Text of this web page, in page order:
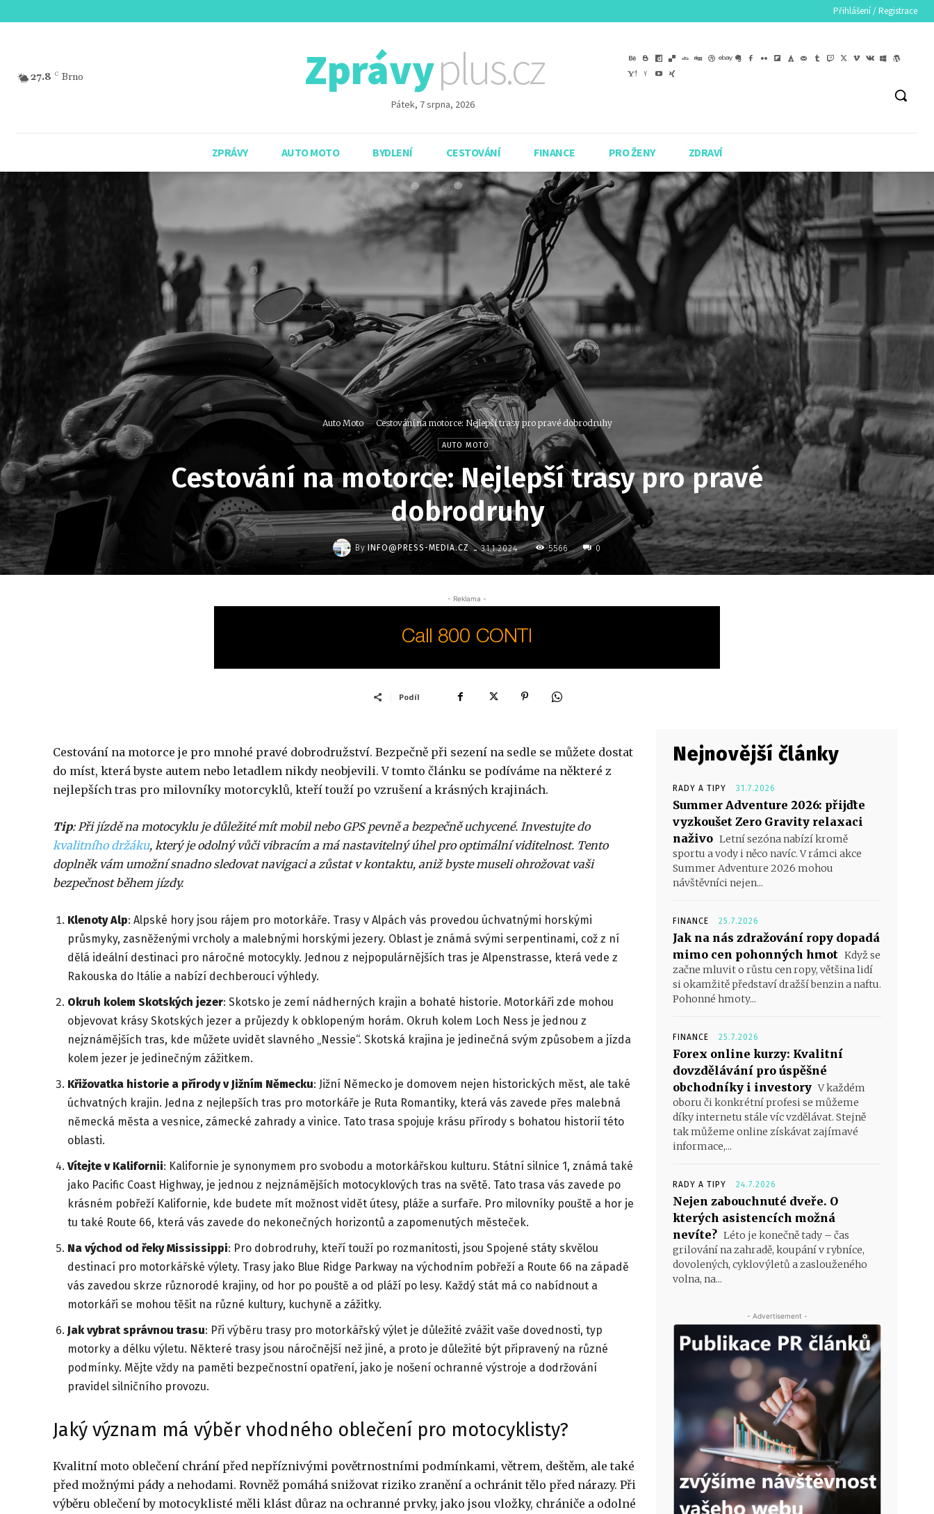
Přihlášení / Registrace
27.8 C Brno Zprávyplus.cz
Pátek, 7 srpna, 2026
ZPRÁVY AUTO MOTO BYDLENÍ CESTOVÁNÍ FINANCE PRO ŽENY ZDRAVÍ
Auto Moto Cestování na motorce: Nejlepší trasy pro pravé dobrodruhy
AUTO MOTO
Cestování na motorce: Nejlepší trasy pro pravé
dobrodruhy
By INFO@PRESS-MEDIA.CZ - 31.1.2024 5566 0
- Reklama -
Podíl
Cestování na motorce je pro mnohé pravé dobrodružství. Bezpečně při sezení na sedle se můžete dostat
do míst, která byste autem nebo letadlem nikdy neobjevili. V tomto článku se podíváme na některé z
nejlepších tras pro milovníky motorcyklů, kteří touží po vzrušení a krásných krajinách.
Tip: Při jízdě na motocyklu je důležité mít mobil nebo GPS pevně a bezpečně uchycené. Investujte do
kvalitního držáku, který je odolný vůči vibracím a má nastavitelný úhel pro optimální viditelnost. Tento
doplněk vám umožní snadno sledovat navigaci a zůstat v kontaktu, aniž byste museli ohrožovat vaši
bezpečnost během jízdy.
Klenoty Alp: Alpské hory jsou rájem pro motorkáře. Trasy v Alpách vás provedou úchvatnými horskými
průsmyky, zasněženými vrcholy a malebnými horskými jezery. Oblast je známá svými serpentinami, což z ní
dělá ideální destinaci pro náročné motocykly. Jednou z nejpopulárnějších tras je Alpenstrasse, která vede z
Rakouska do Itálie a nabízí dechberoucí výhledy.
Okruh kolem Skotských jezer: Skotsko je zemí nádherných krajin a bohaté historie. Motorkáři zde mohou
objevovat krásy Skotských jezer a průjezdy k obklopeným horám. Okruh kolem Loch Ness je jednou z
nejznámějších tras, kde můžete uvidět slavného „Nessie“. Skotská krajina je jedinečná svým způsobem a jízda
kolem jezer je jedinečným zážitkem.
Křižovatka historie a přírody v Jižním Německu: Jižní Německo je domovem nejen historických měst, ale také
úchvatných krajin. Jedna z nejlepších tras pro motorkáře je Ruta Romantiky, která vás zavede přes malebná
německá města a vesnice, zámecké zahrady a vinice. Tato trasa spojuje krásu přírody s bohatou historií této
oblasti.
Vítejte v Kalifornii: Kalifornie je synonymem pro svobodu a motorkářskou kulturu. Státní silnice 1, známá také
jako Pacific Coast Highway, je jednou z nejznámějších motocyklových tras na světě. Tato trasa vás zavede po
krásném pobřeží Kalifornie, kde budete mít možnost vidět útesy, pláže a surfaře. Pro milovníky pouště a hor je
tu také Route 66, která vás zavede do nekonečných horizontů a zapomenutých městeček.
Na východ od řeky Mississippi: Pro dobrodruhy, kteří touží po rozmanitosti, jsou Spojené státy skvělou
destinací pro motorkářské výlety. Trasy jako Blue Ridge Parkway na východním pobřeží a Route 66 na západě
vás zavedou skrze různorodé krajiny, od hor po pouště a od pláží po lesy. Každý stát má co nabídnout a
motorkáři se mohou těšit na různé kultury, kuchyně a zážitky.
Jak vybrat správnou trasu: Při výběru trasy pro motorkářský výlet je důležité zvážit vaše dovednosti, typ
motorky a délku výletu. Některé trasy jsou náročnější než jiné, a proto je důležité být připravený na různé
podmínky. Mějte vždy na paměti bezpečnostní opatření, jako je nošení ochranné výstroje a dodržování
pravidel silničního provozu.
Jaký význam má výběr vhodného oblečení pro motocyklisty?
Kvalitní moto oblečení chrání před nepříznivými povětrnostními podmínkami, větrem, deštěm, ale také
před možnými pády a nehodami. Rovněž pomáhá snižovat riziko zranění a ochránit tělo před nárazy. Při
výběru oblečení by motocyklisté měli klást důraz na ochranné prvky, jako jsou vložky, chrániče a odolné
Nejnovější články
RADY A TIPY 31.7.2026
Summer Adventure 2026: přijďte
vyzkoušet Zero Gravity relaxaci
naživo Letní sezóna nabízí kromě
sportu a vody i něco navíc. V rámci akce
Summer Adventure 2026 mohou
návštěvníci nejen...
FINANCE 25.7.2026
Jak na nás zdražování ropy dopadá
mimo cen pohonných hmot Když se
začne mluvit o růstu cen ropy, většina lidí
si okamžitě představí dražší benzin a naftu.
Pohonné hmoty...
FINANCE 25.7.2026
Forex online kurzy: Kvalitní
dovzdělávání pro úspěšné
obchodníky i investory V každém
oboru či konkrétní profesi se můžeme
díky internetu stále víc vzdělávat. Stejně
tak můžeme online získávat zajímavé
informace,...
RADY A TIPY 24.7.2026
Nejen zabouchnuté dveře. O
kterých asistencích možná
nevíte? Léto je konečně tady – čas
grilování na zahradě, koupání v rybníce,
dovolených, cyklovýletů a zaslouženého
volna, na...
- Advertisement -